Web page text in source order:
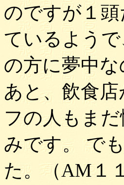
のですが１
ているよう
の方に夢中
あと、飲食
フの人もま
みです。 で
た。（AM１